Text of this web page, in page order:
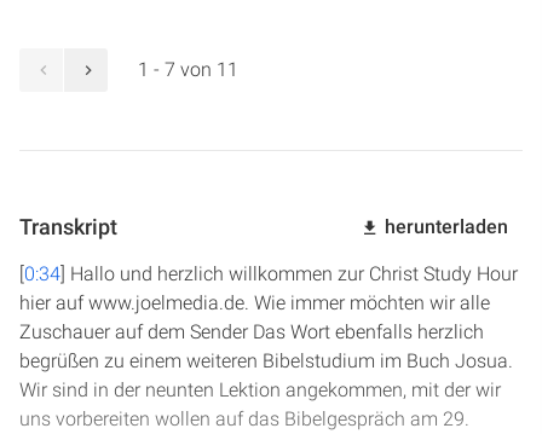
1 - 7 von 11
Transkript herunterladen
[0:34] Hallo und herzlich willkommen zur Christ Study Hour
hier auf www.joelmedia.de. Wie immer möchten wir alle
Zuschauer auf dem Sender Das Wort ebenfalls herzlich
begrüßen zu einem weiteren Bibelstudium im Buch Josua.
Wir sind in der neunten Lektion angekommen, mit der wir
uns vorbereiten wollen auf das Bibelgespräch am 29.